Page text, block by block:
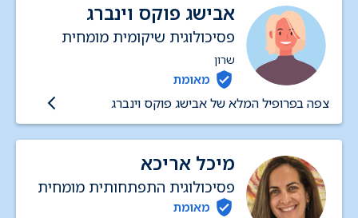
אבישג פוקס וינברג
פסיכולוגית שיקומית מומחית
שרון
מאומת
צפה בפרופיל המלא של אבישג פוקס וינברג
מיכל אריכא
פסיכולוגית התפתחותית מומחית
מאומת